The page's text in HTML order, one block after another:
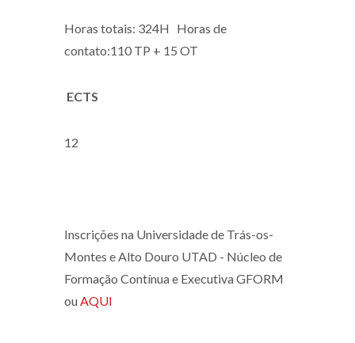
Horas totais: 324H Horas de
contato:110 TP + 15 OT
ECTS
12
Inscrições na Universidade de Trás-os-
Montes e Alto Douro UTAD - Núcleo de
Formação Contínua e Executiva GFORM
ouAQUI